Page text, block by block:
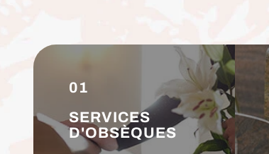
01
SERVICES
D'OBSÈQUES